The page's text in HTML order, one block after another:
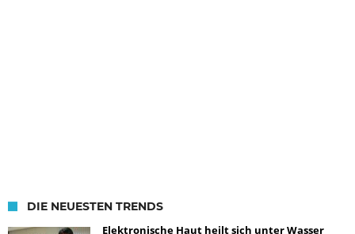
DIE NEUESTEN TRENDS
Elektronische Haut heilt sich unter Wasser